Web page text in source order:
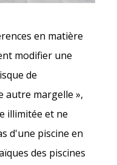
en matière
modifier une
de
autre margelle »,
illimitée et ne
d'une piscine en
des piscines